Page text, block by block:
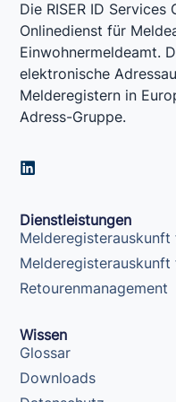
Die RISER ID
Onlinedienst für
Einwohnermeldeamt.
elektronische
Melderegistern in
Adress-Gruppe.
L
i
e
d
i
n
Dienstleistungen
Melderegisterauskunft
Retourenmanagement
Wissen
Glossar
Downloads